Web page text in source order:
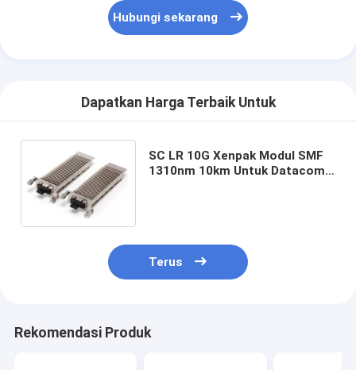
Hubungi sekarang
Dapatkan Harga Terbaik Untuk
SC LR 10G Xenpak Modul SMF
1310nm 10km Untuk Datacom
Terus
Rekomendasi Produk